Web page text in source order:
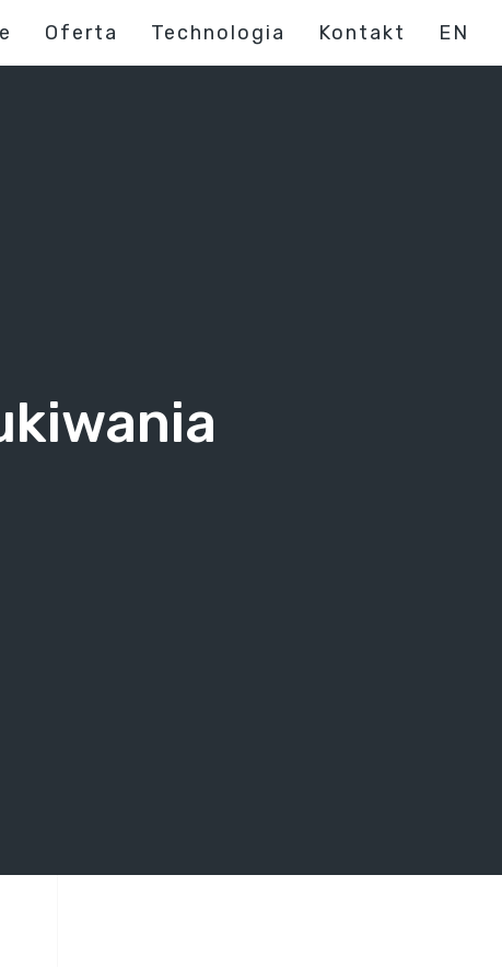
Oferta Technologia Kontakt EN